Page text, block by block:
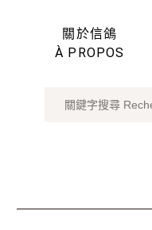
關於信鴿
À PROPOS